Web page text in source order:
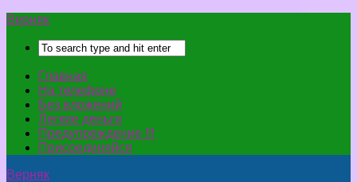
Верняк
Главная
На телефоне
Без вложений
Легкие деньги
Предупреждение !!!
Присоединяйся
Верняк